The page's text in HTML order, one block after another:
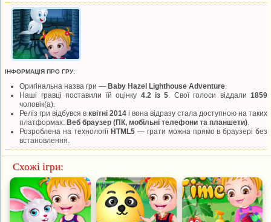
ІНФОРМАЦІЯ ПРО ГРУ:
Оригінальна назва гри —Baby Hazel Lighthouse Adventure
Наші гравці поставили їй оцінку 4.2 із 5 . Свої голоси віддали1859
чоловік(а).
Реліз гри відбувся вквітні 2014 і вона відразу стала доступною на таких
платформах:Веб браузер (ПК, мобільні телефони та планшети)
Розроблена на технології HTML5— грати можна прямо в браузері без
встановлення.
Схожі ігри: